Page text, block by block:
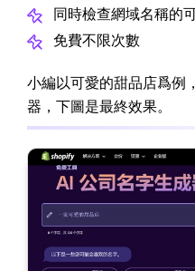
同時檢查網域名稱的
免費不限次數
小編以可愛的甜品店爲例
器，下圖是最終效果。